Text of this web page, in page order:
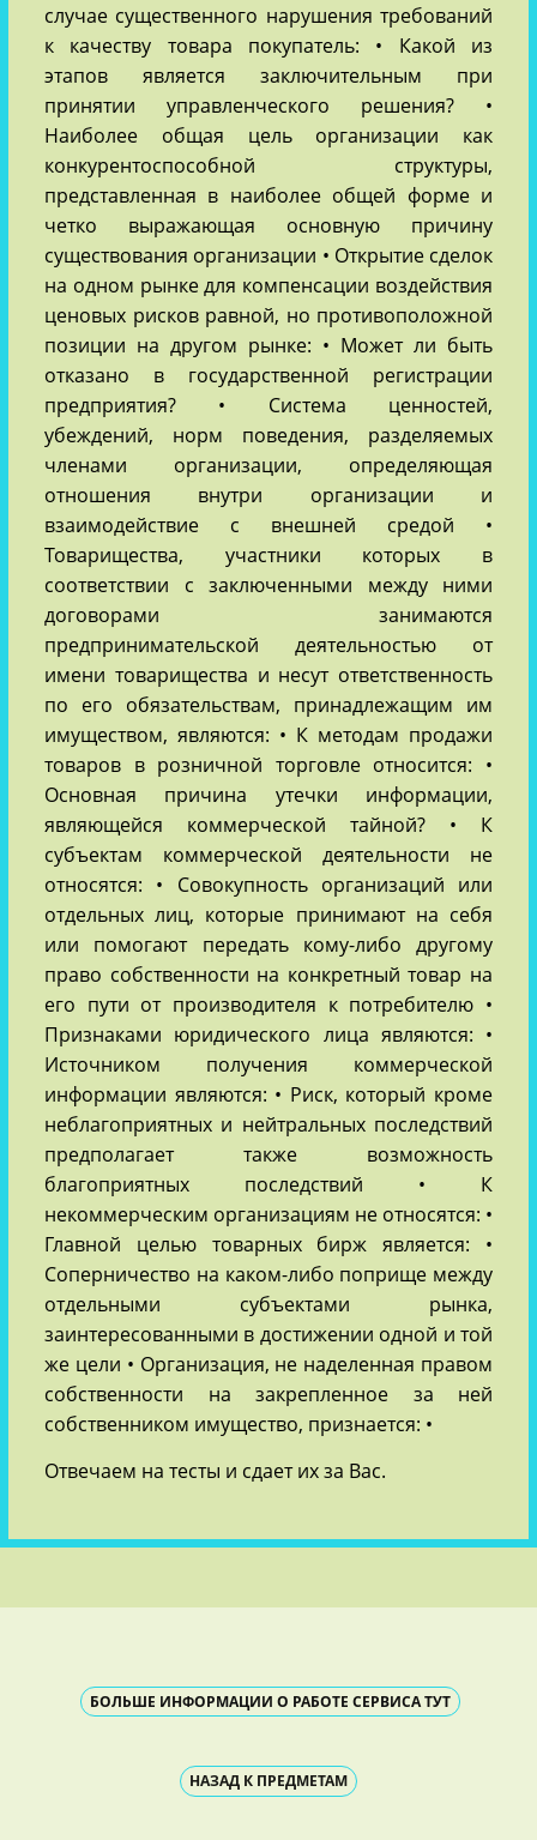
случае существенного нарушения требований
к качеству товара покупатель: • Какой из
этапов является заключительным при
принятии управленческого решения? •
Наиболее общая цель организации как
конкурентоспособной структуры,
представленная в наиболее общей форме и
четко выражающая основную причину
существования организации • Открытие сделок
на одном рынке для компенсации воздействия
ценовых рисков равной, но противоположной
позиции на другом рынке: • Может ли быть
отказано в государственной регистрации
предприятия? • Система ценностей,
убеждений, норм поведения, разделяемых
членами организации, определяющая
отношения внутри организации и
взаимодействие с внешней средой •
Товарищества, участники которых в
соответствии с заключенными между ними
договорами занимаются
предпринимательской деятельностью от
имени товарищества и несут ответственность
по его обязательствам, принадлежащим им
имуществом, являются: • К методам продажи
товаров в розничной торговле относится: •
Основная причина утечки информации,
являющейся коммерческой тайной? • К
субъектам коммерческой деятельности не
относятся: • Совокупность организаций или
отдельных лиц, которые принимают на себя
или помогают передать кому-либо другому
право собственности на конкретный товар на
его пути от производителя к потребителю •
Признаками юридического лица являются: •
Источником получения коммерческой
информации являются: • Риск, который кроме
неблагоприятных и нейтральных последствий
предполагает также возможность
благоприятных последствий • К
некоммерческим организациям не относятся: •
Главной целью товарных бирж является: •
Соперничество на каком-либо поприще между
отдельными субъектами рынка,
заинтересованными в достижении одной и той
же цели • Организация, не наделенная правом
собственности на закрепленное за ней
собственником имущество, признается: •
Отвечаем на тесты и сдает их за Вас.
БОЛЬШЕ ИНФОРМАЦИИ О РАБОТЕ СЕРВИСА ТУТ
НАЗАД К ПРЕДМЕТАМ